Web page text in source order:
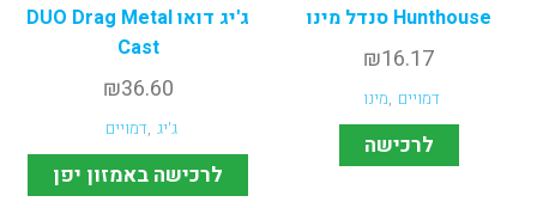
Hunthouse סנדל מינו
₪16.17
דמויים ,מינו
לרכישה
ג'יג דואו DUO Drag Metal
Cast
₪36.60
ג'יג ,דמויים
לרכישה באמזון יפן